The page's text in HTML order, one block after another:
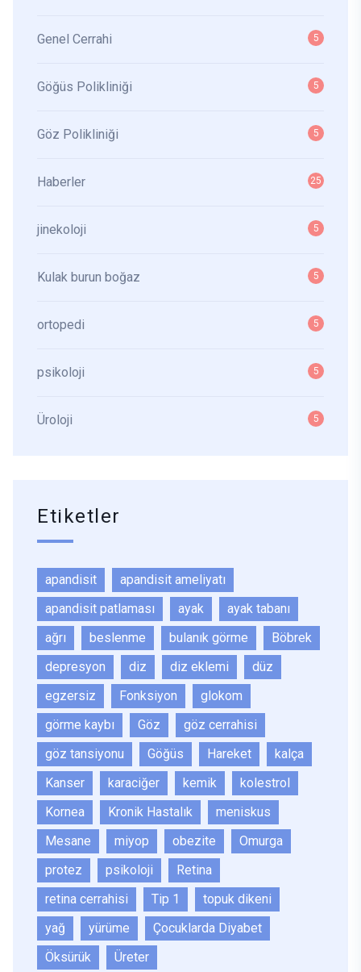
Genel Cerrahi 5
Göğüs Polikliniği 5
Göz Polikliniği 5
Haberler 25
jinekoloji 5
Kulak burun boğaz 5
ortopedi 5
psikoloji 5
Üroloji 5
Etiketler
apandisit
apandisit ameliyatı
apandisit patlaması
ayak
ayak tabanı
ağrı
beslenme bulanık görme
Böbrek
depresyon
diz diz eklemi
düz
egzersiz
Fonksiyon
glokom
görme kaybı
Göz
göz cerrahisi
göz tansiyonu
Göğüs Hareket
kalça
Kanser
karaciğer kemik
kolestrol
Kornea
Kronik Hastalık
meniskus
Mesane
miyop obezite
Omurga
protez
psikoloji
Retina
retina cerrahisi
Tip 1
topuk dikeni
yağ
yürüme
Çocuklarda Diyabet
Öksürük
Üreter